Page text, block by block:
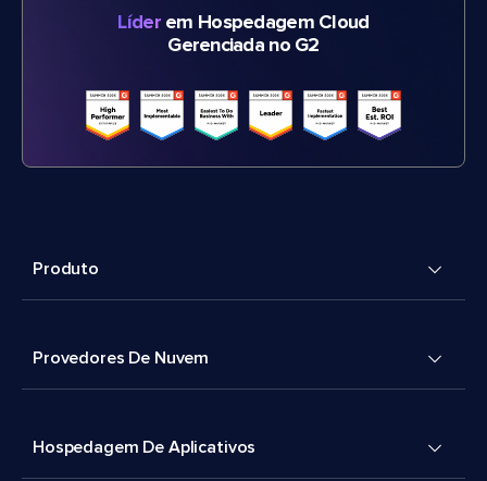
Líderem Hospedagem Cloud
Gerenciada no G2
Produto
Provedores De Nuvem
Hospedagem De Aplicativos